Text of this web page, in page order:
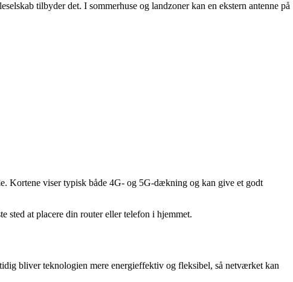
tilbyder det. I sommerhuse og landzoner kan en ekstern antenne på
Kortene viser typisk både 4G- og 5G-dækning og kan give et godt
sted at placere din router eller telefon i hjemmet.
bliver teknologien mere energieffektiv og fleksibel, så netværket kan